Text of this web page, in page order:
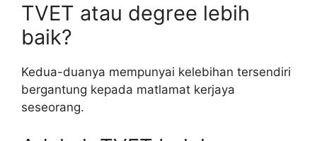
TVET atau degree lebih
baik?
Kedua-duanya mempunyai kelebihan tersendiri
bergantung kepada matlamat kerjaya
seseorang.